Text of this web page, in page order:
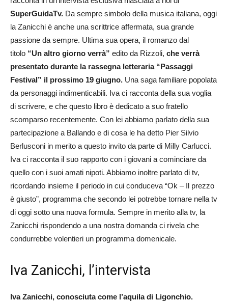
SuperGuidaTv. Da sempre simbolo della musica italiana, oggi
la Zanicchi è anche una scrittrice affermata, sua grande
passione da sempre. Ultima sua opera, il romanzo dal
titolo “Un altro giorno verrà” edito da Rizzoli, che verrà
presentato durante la rassegna letteraria “Passaggi
Festival” il prossimo 19 giugno. Una saga familiare popolata
da personaggi indimenticabili. Iva ci racconta della sua voglia
di scrivere, e che questo libro è dedicato a suo fratello
scomparso recentemente. Con lei abbiamo parlato della sua
partecipazione a Ballando e di cosa le ha detto Pier Silvio
Berlusconi in merito a questo invito da parte di Milly Carlucci.
Iva ci racconta il suo rapporto con i giovani a cominciare da
quello con i suoi amati nipoti. Abbiamo inoltre parlato di tv,
ricordando insieme il periodo in cui conduceva “Ok – Il prezzo
è giusto”, programma che secondo lei potrebbe tornare nella tv
di oggi sotto una nuova formula. Sempre in merito alla tv, la
Zanicchi rispondendo a una nostra domanda ci rivela che
condurrebbe volentieri un programma domenicale.
Iva Zanicchi, l’intervista
Iva Zanicchi, conosciuta come l’aquila di Ligonchio.